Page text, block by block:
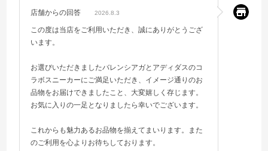
店舗からの回答 2026.8.3
この度は当店をご利用いただき、誠にありがとうござ
います。
お選びいただきましたバレンシアガとアディダスのコ
ラボスニーカーにご満足いただき、イメージ通りのお
品物をお届けできましたこと、大変嬉しく存じます。
お気に入りの一足となりましたら幸いでございます。
これからも魅力あるお品物を揃えてまいります。また
のご利用を心よりお待ちしております。